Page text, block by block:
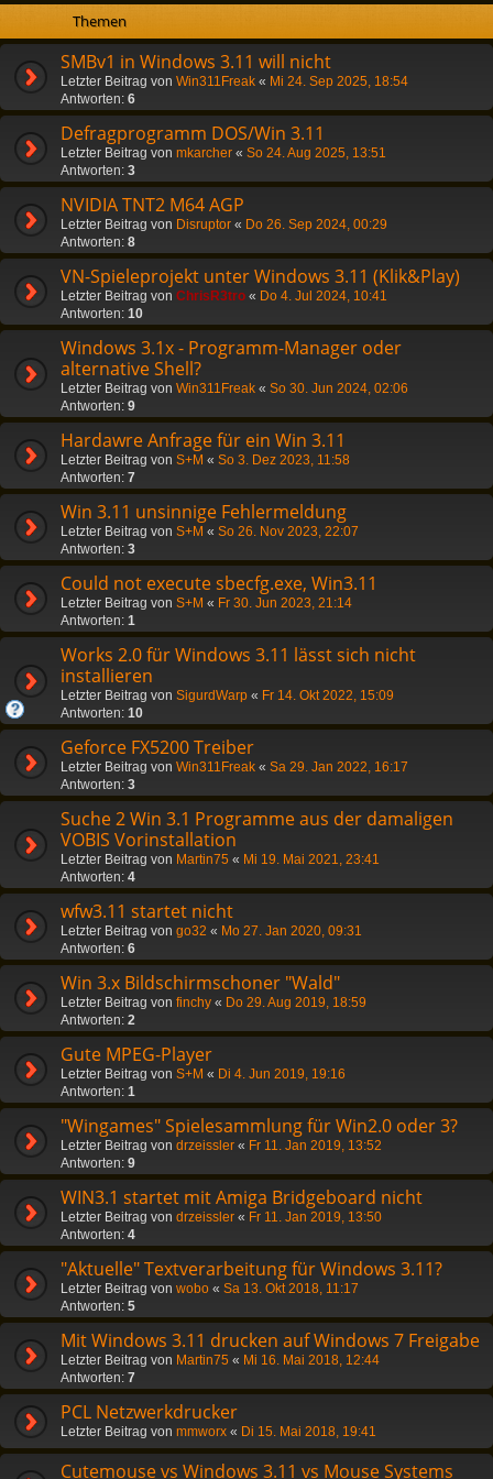
Themen
SMBv1 in Windows 3.11 will nicht
Letzter Beitrag von Win311Freak « Mi 24. Sep 2025, 18:54
Antworten: 6
Defragprogramm DOS/Win 3.11
Letzter Beitrag von mkarcher « So 24. Aug 2025, 13:51
Antworten: 3
NVIDIA TNT2 M64 AGP
Letzter Beitrag von Disruptor « Do 26. Sep 2024, 00:29
Antworten: 8
VN-Spieleprojekt unter Windows 3.11 (Klik&Play)
Letzter Beitrag von ChrisR3tro « Do 4. Jul 2024, 10:41
Antworten: 10
Windows 3.1x - Programm-Manager oder
alternative Shell?
Letzter Beitrag von Win311Freak « So 30. Jun 2024, 02:06
Antworten: 9
Hardawre Anfrage für ein Win 3.11
Letzter Beitrag von S+M « So 3. Dez 2023, 11:58
Antworten: 7
Win 3.11 unsinnige Fehlermeldung
Letzter Beitrag von S+M « So 26. Nov 2023, 22:07
Antworten: 3
Could not execute sbecfg.exe, Win3.11
Letzter Beitrag von S+M « Fr 30. Jun 2023, 21:14
Antworten: 1
Works 2.0 für Windows 3.11 lässt sich nicht
installieren
Letzter Beitrag von SigurdWarp « Fr 14. Okt 2022, 15:09
Antworten: 10
Geforce FX5200 Treiber
Letzter Beitrag von Win311Freak « Sa 29. Jan 2022, 16:17
Antworten: 3
Suche 2 Win 3.1 Programme aus der damaligen
VOBIS Vorinstallation
Letzter Beitrag von Martin75 « Mi 19. Mai 2021, 23:41
Antworten: 4
wfw3.11 startet nicht
Letzter Beitrag von go32 « Mo 27. Jan 2020, 09:31
Antworten: 6
Win 3.x Bildschirmschoner "Wald"
Letzter Beitrag von finchy « Do 29. Aug 2019, 18:59
Antworten: 2
Gute MPEG-Player
Letzter Beitrag von S+M « Di 4. Jun 2019, 19:16
Antworten: 1
"Wingames" Spielesammlung für Win2.0 oder 3?
Letzter Beitrag von drzeissler « Fr 11. Jan 2019, 13:52
Antworten: 9
WIN3.1 startet mit Amiga Bridgeboard nicht
Letzter Beitrag von drzeissler « Fr 11. Jan 2019, 13:50
Antworten: 4
"Aktuelle" Textverarbeitung für Windows 3.11?
Letzter Beitrag von wobo « Sa 13. Okt 2018, 11:17
Antworten: 5
Mit Windows 3.11 drucken auf Windows 7 Freigabe
Letzter Beitrag von Martin75 « Mi 16. Mai 2018, 12:44
Antworten: 7
PCL Netzwerkdrucker
Letzter Beitrag von mmworx « Di 15. Mai 2018, 19:41
Cutemouse vs Windows 3.11 vs Mouse Systems